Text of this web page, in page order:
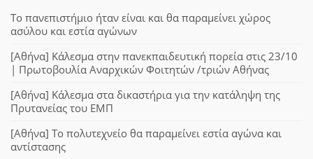
Το πανεπιστήμιο ήταν είναι και θα παραμείνει χώρος
ασύλου και εστία αγώνων
[Αθήνα] Κάλεσμα στην πανεκπαιδευτική πορεία στις 23/10
| Πρωτοβουλία Αναρχικών Φοιτητών /τριών Αθήνας
[Αθήνα] Κάλεσμα στα δικαστήρια για την κατάληψη της
Πρυτανείας του ΕΜΠ
[Αθήνα] Το πολυτεχνείο θα παραμείνει εστία αγώνα και
αντίστασης